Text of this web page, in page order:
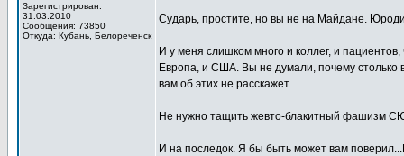
Зарегистрирован:
31.03.2010
Сообщения: 73850
Откуда: Кубань, Белореченск
Сударь, простите, но вы не на Майдане.
И у меня слишком много и коллег, и
Европа, и США. Вы не думали, почему
вам об этих не расскажет.
Не нужно тащить жевто-блакитный фашизм
И на последок. Я бы быть может вам